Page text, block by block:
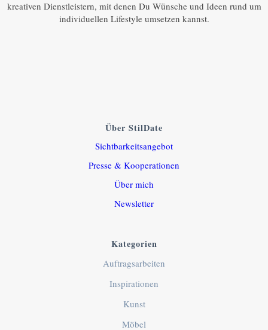
kreativen Dienstleistern, mit denen Du Wünsche und Ideen rund um
individuellen Lifestyle umsetzen kannst.
Über StilDate
Sichtbarkeitsangebot
Presse & Kooperationen
Über mich
Newsletter
Kategorien
Auftragsarbeiten
Inspirationen
Kunst
Möbel